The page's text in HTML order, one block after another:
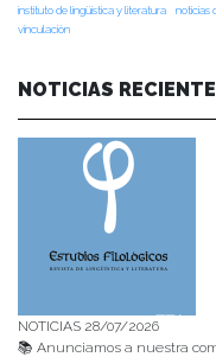
instituto de lingüística y literatura
noticias
vinculación
NOTICIAS
NOTICIAS 28/07/2026
📚 Anunciamos a nuestra